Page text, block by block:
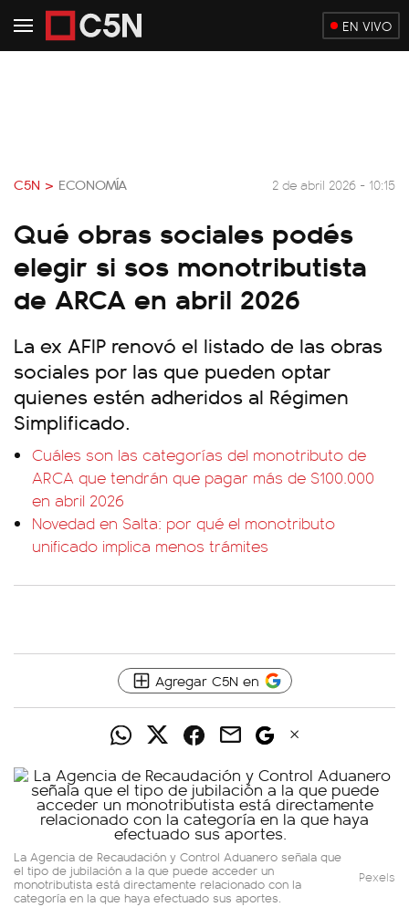
EN VIVO
C5N > ECONOMÍA 2 de abril 2026 - 10:15
Qué obras sociales podés
elegir si sos monotributista
de ARCA en abril 2026
La ex AFIP renovó el listado de las obras
sociales por las que pueden optar
quienes estén adheridos al Régimen
Simplificado.
Cuáles son las categorías del monotributo de
ARCA que tendrán que pagar más de $100.000
en abril 2026
Novedad en Salta: por qué el monotributo
unificado implica menos trámites
Agregar C5N en
La Agencia de Recaudación y Control Aduanero señala que
el tipo de jubilación a la que puede acceder un
monotributista está directamente relacionado con la
categoría en la que haya efectuado sus aportes.
Pexels